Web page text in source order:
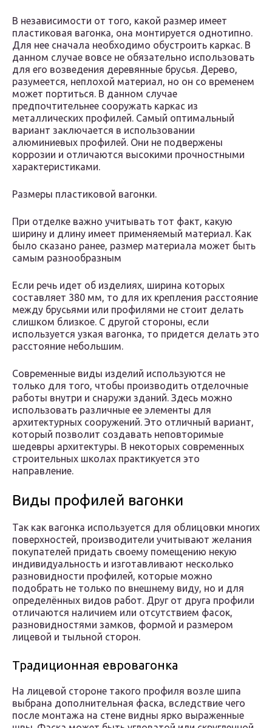
В независимости от того, какой размер имеет
пластиковая вагонка, она монтируется однотипно.
Для нее сначала необходимо обустроить каркас. В
данном случае вовсе не обязательно использовать
для его возведения деревянные брусья. Дерево,
разумеется, неплохой материал, но он со временем
может портиться. В данном случае
предпочтительнее сооружать каркас из
металлических профилей. Самый оптимальный
вариант заключается в использовании
алюминиевых профилей. Они не подвержены
коррозии и отличаются высокими прочностными
характеристиками.
Размеры пластиковой вагонки.
При отделке важно учитывать тот факт, какую
ширину и длину имеет применяемый материал. Как
было сказано ранее, размер материала может быть
самым разнообразным
Если речь идет об изделиях, ширина которых
составляет 380 мм, то для их крепления расстояние
между брусьями или профилями не стоит делать
слишком близкое. С другой стороны, если
используется узкая вагонка, то придется делать это
расстояние небольшим.
Современные виды изделий используются не
только для того, чтобы производить отделочные
работы внутри и снаружи зданий. Здесь можно
использовать различные ее элементы для
архитектурных сооружений. Это отличный вариант,
который позволит создавать неповторимые
шедевры архитектуры. В некоторых современных
строительных школах практикуется это
направление.
Виды профилей вагонки
Так как вагонка используется для облицовки многих
поверхностей, производители учитывают желания
покупателей придать своему помещению некую
индивидуальность и изготавливают несколько
разновидности профилей, которые можно
подобрать не только по внешнему виду, но и для
определённых видов работ. Друг от друга профили
отличаются наличием или отсутствием фасок,
разновидностями замков, формой и размером
лицевой и тыльной сторон.
Традиционная евровагонка
На лицевой стороне такого профиля возле шипа
выбрана дополнительная фаска, вследствие чего
после монтажа на стене видны ярко выраженные